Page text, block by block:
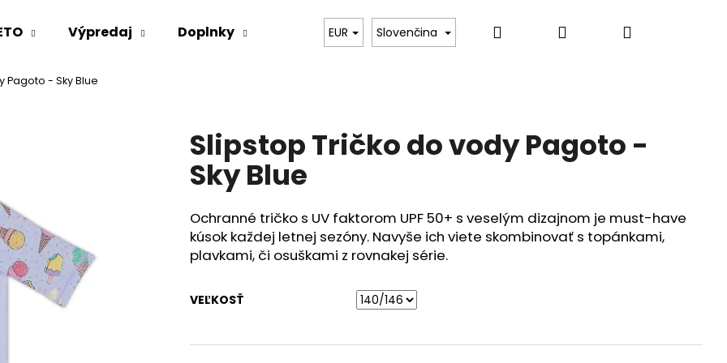
Výpredaj Doplnky Oblečenie Kontakt
EUR Slovenčina Hľadať PrihlásenieNákupný
Pagoto - Sky Blue
Slipstop Tričko do vody Pagoto -
Sky Blue
Ochranné tričko s UV faktorom UPF 50+ s veselým dizajnom je must-have
kúsok každej letnej sezóny. Navyše ich viete skombinovať s topánkami,
plavkami, či osuškami z rovnakej série.
VEĽKOSŤ
Čo potrebujete nájsť?
HĽADAŤ